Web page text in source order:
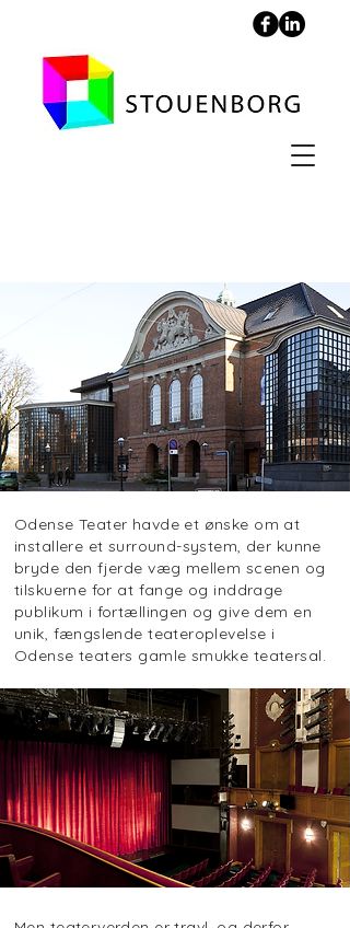
Odense Teater havde et ønske om at
installere et surround-system, der kunne
bryde den fjerde væg mellem scenen og
tilskuerne for at fange og inddrage
publikum i fortællingen og give dem en
unik, fængslende teateroplevelse i
Odense teaters gamle smukke teatersal.